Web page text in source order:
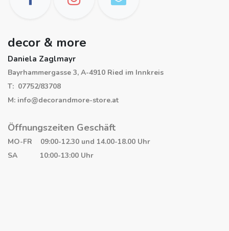
decor & more
Daniela Zaglmayr
Bayrhammergasse 3, A-4910 Ried im Innkreis
T: 07752/83708
M: info@decorandmore-store.at
Öffnungszeiten Geschäft
MO-FR 09:00-12.30 und 14.00-18.00 Uhr
SA 10:00-13:00 Uhr